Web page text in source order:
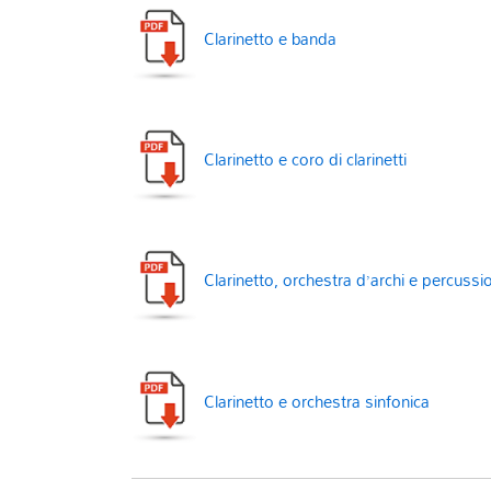
Clarinetto e banda
Clarinetto e coro di clarinetti
Clarinetto, orchestra d’archi e
Clarinetto e orchestra sinfonica